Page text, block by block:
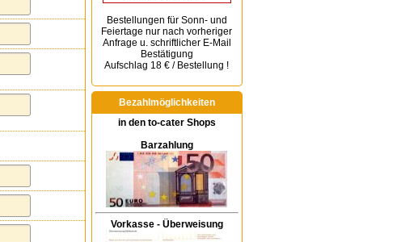
Bestellungen für Sonn- und
Feiertagenur nach vorheriger
Anfrage u. schriftlicher E-Mail
Bestätigung
Aufschlag 18 € / Bestellung !
Bezahlmöglichkeiten
in den to-cater Shops
Barzahlung
Vorkasse - Überweisung